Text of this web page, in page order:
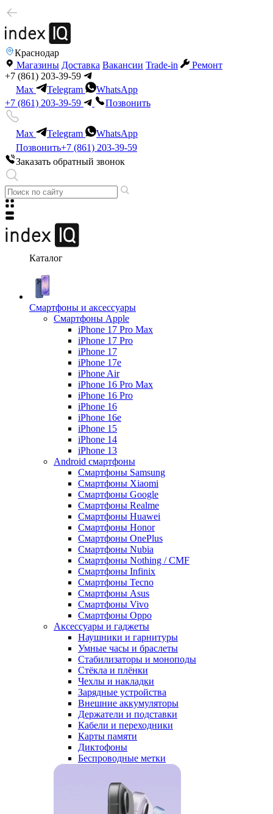
Краснодар
Магазины Доставка Вакансии Trade-in
Ремонт
+7 (861) 203-39-59
Max
Telegram
WhatsApp
+7 (861) 203-39-59
Позвонить
Max Telegram
WhatsApp
Позвонить+7 (861) 203-39-59
Заказать обратный звонок
Каталог
Смартфоны и аксессуары
Смартфоны Apple
iPhone 17 Pro Max
iPhone 17 Pro
iPhone 17
iPhone 17e
iPhone Air
iPhone 16 Pro Max
iPhone 16 Pro
iPhone 16
iPhone 16e
iPhone 15
iPhone 14
iPhone 13
Android cмартфоны
Смартфоны Samsung
Смартфоны Xiaomi
Смартфоны Google
Смартфоны Realme
Смартфоны Huawei
Смартфоны Honor
Смартфоны OnePlus
Смартфоны Nubia
Смартфоны Nothing / CMF
Смартфоны Infinix
Смартфоны Tecno
Смартфоны Asus
Смартфоны Vivo
Смартфоны Oppo
Аксессуары и гаджеты
Наушники и гарнитуры
Умные часы и браслеты
Стабилизаторы и моноподы
Стёкла и плёнки
Чехлы и накладки
Зарядные устройства
Внешние аккумуляторы
Держатели и подставки
Кабели и переходники
Карты памяти
Диктофоны
Беспроводные метки